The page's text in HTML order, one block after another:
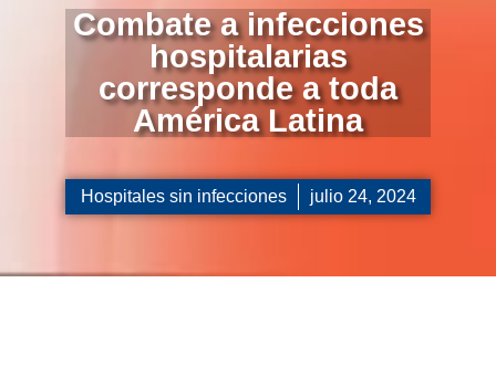
Combate a infecciones
hospitalarias
corresponde a toda
América Latina
Hospitales sin infecciones julio 24, 2024